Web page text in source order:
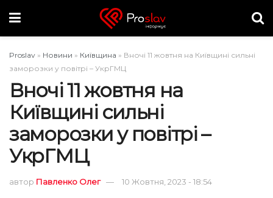
Proslav » Новини » Київщина » Вночі 11 жовтня на Київщині сильні
заморозки у повітрі – УкрГМЦ
Вночі 11 жовтня на
Київщині сильні
заморозки у повітрі –
УкрГМЦ
автор Павленко Олег 10 Жовтня, 2023 - 18:54